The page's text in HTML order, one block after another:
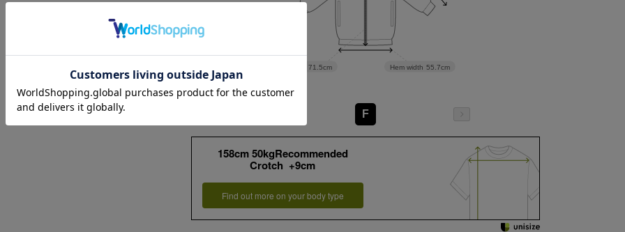
Hem width 55.7cm
71.5cm
F
158cm 50kgRecommended
Crotch +9cm
Find out more on your body type